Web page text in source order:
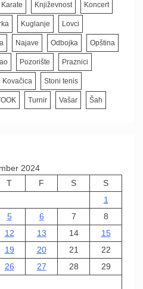
Karate Književnost Koncert
Kuglanje Lovci
Najave Odbojka Opština
Pozorište Praznici
Kovačica Stoni tenis
Turnir Vašar Šah
2024
T F S
S
1
5 6 7
8
12 13 14
15
19 20 21
22
26 27 28
29